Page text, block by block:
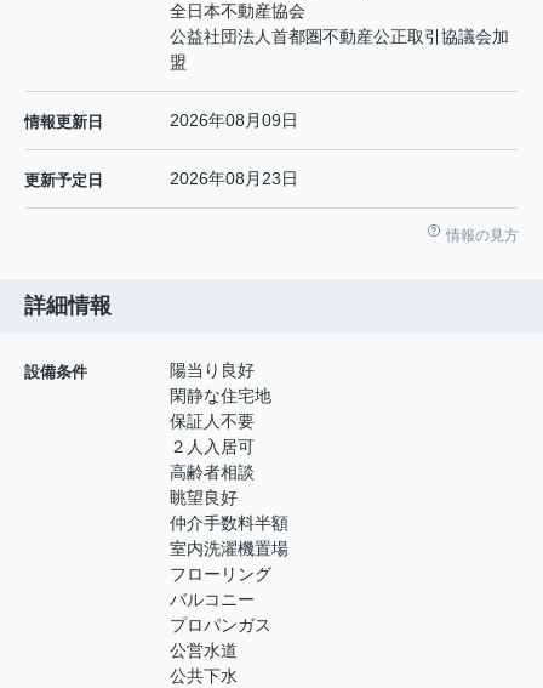
全日本不動産協会
公益社団法人首都圏不動産公正取引協議会加
盟
情報更新日 2026年08月09日
更新予定日 2026年08月23日
情報の見方
詳細情報
設備条件
陽当り良好
閑静な住宅地
保証人不要
２人入居可
高齢者相談
眺望良好
仲介手数料半額
室内洗濯機置場
フローリング
バルコニー
プロパンガス
公営水道
公共下水